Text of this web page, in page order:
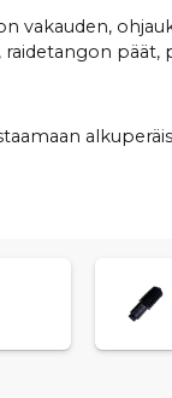
vakauden,
raidetangon